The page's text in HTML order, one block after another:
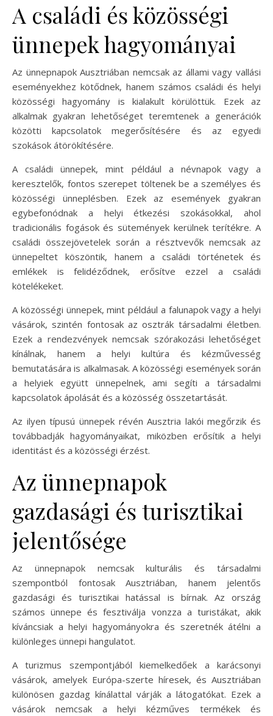
A családi és közösségi
ünnepek hagyományai
Az ünnepnapok Ausztriában nemcsak az állami vagy vallási
eseményekhez kötődnek, hanem számos családi és helyi
közösségi hagyomány is kialakult körülöttük. Ezek az
alkalmak gyakran lehetőséget teremtenek a generációk
közötti kapcsolatok megerősítésére és az egyedi
szokások átörökítésére.
A családi ünnepek, mint például a névnapok vagy a
keresztelők, fontos szerepet töltenek be a személyes és
közösségi ünneplésben. Ezek az események gyakran
egybefonódnak a helyi étkezési szokásokkal, ahol
tradicionális fogások és sütemények kerülnek terítékre. A
családi összejövetelek során a résztvevők nemcsak az
ünnepeltet köszöntik, hanem a családi történetek és
emlékek is felidéződnek, erősítve ezzel a családi
kötelékeket.
A közösségi ünnepek, mint például a falunapok vagy a helyi
vásárok, szintén fontosak az osztrák társadalmi életben.
Ezek a rendezvények nemcsak szórakozási lehetőséget
kínálnak, hanem a helyi kultúra és kézművesség
bemutatására is alkalmasak. A közösségi események során
a helyiek együtt ünnepelnek, ami segíti a társadalmi
kapcsolatok ápolását és a közösség összetartását.
Az ilyen típusú ünnepek révén Ausztria lakói megőrzik és
továbbadják hagyományaikat, miközben erősítik a helyi
identitást és a közösségi érzést.
Az ünnepnapok
gazdasági és turisztikai
jelentősége
Az ünnepnapok nemcsak kulturális és társadalmi
szempontból fontosak Ausztriában, hanem jelentős
gazdasági és turisztikai hatással is bírnak. Az ország
számos ünnepe és fesztiválja vonzza a turistákat, akik
kíváncsiak a helyi hagyományokra és szeretnék átélni a
különleges ünnepi hangulatot.
A turizmus szempontjából kiemelkedőek a karácsonyi
vásárok, amelyek Európa-szerte híresek, és Ausztriában
különösen gazdag kínálattal várják a látogatókat. Ezek a
vásárok nemcsak a helyi kézműves termékek és